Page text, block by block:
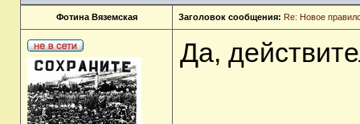
Фотина Вяземская Заголовок сообщения: Re: Новое
Да,